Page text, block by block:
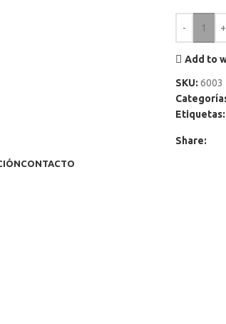
Add to
SKU: 6003
Etiquetas:
Share:
CONTACTO